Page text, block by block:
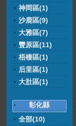
神岡區(1)
沙鹿區(9)
大雅區(7)
豐原區(11)
梧棲區(1)
后里區(1)
大肚區(1)
彰化縣
全部(10)